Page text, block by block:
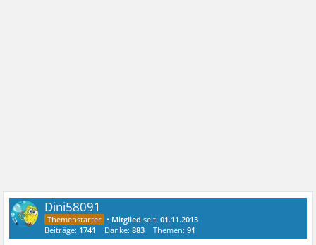
Dini58091
• Mitglied seit:01.11.2013
Beiträge: 1741 Danke:883 Themen:91